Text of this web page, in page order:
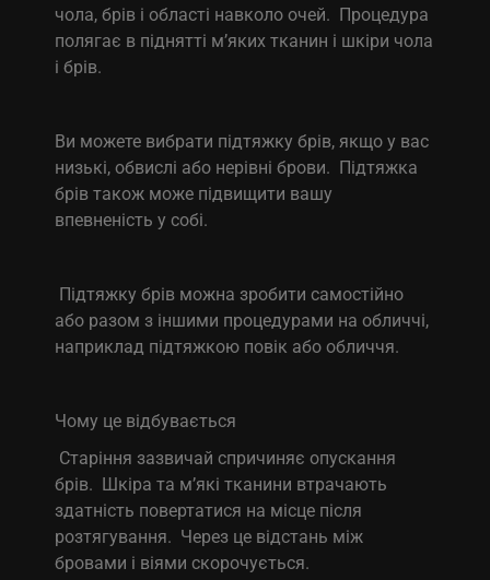
чола, брів і області навколо очей. Процедура
полягає в піднятті м’яких тканин і шкіри чола
і брів.
Ви можете вибрати підтяжку брів, якщо у вас
низькі, обвислі або нерівні брови. Підтяжка
брів також може підвищити вашу
впевненість у собі.
Підтяжку брів можна зробити самостійно
або разом з іншими процедурами на обличчі,
наприклад підтяжкою повік або обличчя.
Чому це відбувається
Старіння зазвичай спричиняє опускання
брів. Шкіра та м’які тканини втрачають
здатність повертатися на місце після
розтягування. Через це відстань між
бровами і віями скорочується.